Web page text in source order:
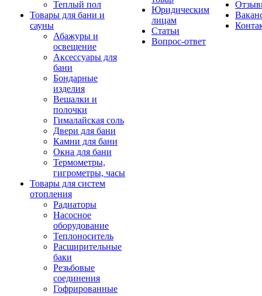
Теплый пол
Товары для бани и
сауны
Абажуры и
освещение
Аксессуары для
бани
Бондарные
изделия
Вешалки и
полочки
Гималайская соль
Двери для бани
Камни для бани
Окна для бани
Термометры,
гигрометры, часы
Товары для систем
отопления
Радиаторы
Насосное
оборудование
Теплоноситель
Расширительные
баки
Резьбовые
соединения
Гофрированные
Юридическим
лицам
Статьи
Вопрос-ответ